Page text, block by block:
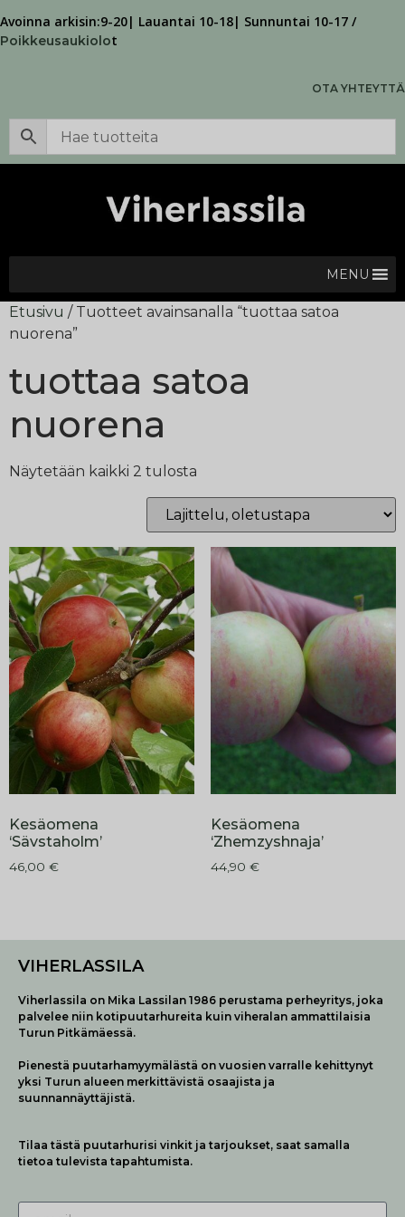
Avoinna arkisin:9-20| Lauantai 10-18| Sunnuntai 10-17 /
Poikkeusaukiolot
OTA YHTEYTTÄ
MENU
Etusivu / Tuotteet avainsanalla “tuottaa satoa
nuorena”
tuottaa satoa
nuorena
Näytetään kaikki 2 tulosta
Kesäomena
‘Sävstaholm’
46,00 €
Kesäomena
‘Zhemzyshnaja’
44,90 €
VIHERLASSILA
Viherlassila on Mika Lassilan 1986 perustama perheyritys, joka
palvelee niin kotipuutarhureita kuin viheralan ammattilaisia
Turun Pitkämäessä.
Pienestä puutarhamyymälästä on vuosien varralle kehittynyt
yksi Turun alueen merkittävistä osaajista ja
suunnannäyttäjistä.
Tilaa tästä puutarhurisi vinkit ja tarjoukset, saat samalla
tietoa tulevista tapahtumista.